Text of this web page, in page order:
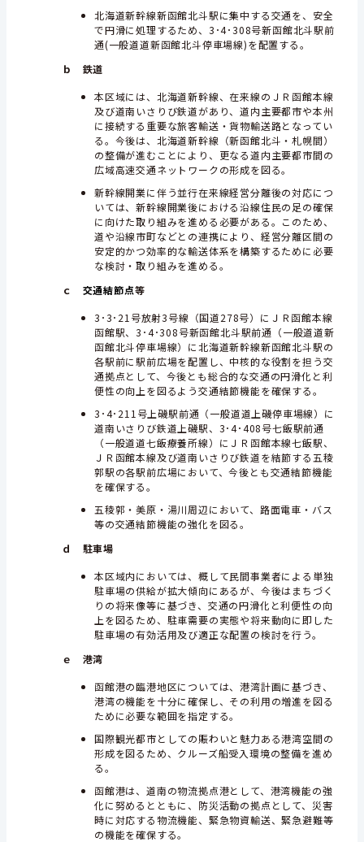
北海道新幹線新函館北斗駅に集中する交通を、安全
で円滑に処理するため、3･4･308号新函館北斗駅前
通(一般道道新函館北斗停車場線)を配置する。
ｂ 鉄道
本区域には、北海道新幹線、在来線のＪＲ函館本線
及び道南いさりび鉄道があり、道内主要都市や本州
に接続する重要な旅客輸送・貨物輸送路となってい
る。今後は、北海道新幹線（新函館北斗・札幌間）
の整備が進むことにより、更なる道内主要都市間の
広域高速交通ネットワークの形成を図る。
新幹線開業に伴う並行在来線経営分離後の対応につ
いては、新幹線開業後における沿線住民の足の確保
に向けた取り組みを進める必要がある。このため、
道や沿線市町などとの連携により、経営分離区間の
安定的かつ効率的な輸送体系を構築するために必要
な検討・取り組みを進める。
ｃ
交通結節点等
3･3･21号放射3号線（国道278号）にＪＲ函館本線
函館駅、3･4･308号新函館北斗駅前通（一般道道新
函館北斗停車場線）に北海道新幹線新函館北斗駅の
各駅前に駅前広場を配置し、中核的な役割を担う交
通拠点として、今後とも総合的な交通の円滑化と利
便性の向上を図るよう交通結節機能を確保する。
3･4･211号上磯駅前通（一般道道上磯停車場線）に
道南いさりび鉄道上磯駅、3･4･408号七飯駅前通
（一般道道七飯療養所線）にＪＲ函館本線七飯駅、
ＪＲ函館本線及び道南いさりび鉄道を結節する五稜
郭駅の各駅前広場において、今後とも交通結節機能
を確保する。
五稜郭・美原・湯川周辺において、路面電車・バス
等の交通結節機能の強化を図る。
ｄ 駐車場
本区域内においては、概して民間事業者による単独
駐車場の供給が拡大傾向にあるが、今後はまちづく
りの将来像等に基づき、交通の円滑化と利便性の向
上を図るため、駐車需要の実態や将来動向に即した
駐車場の有効活用及び適正な配置の検討を行う。
ｅ 港湾
函館港の臨港地区については、港湾計画に基づき、
港湾の機能を十分に確保し、その利用の増進を図る
ために必要な範囲を指定する。
国際観光都市としての賑わいと魅力ある港湾空間の
形成を図るため、クルーズ船受入環境の整備を進め
る。
函館港は、道南の物流拠点港として、港湾機能の強
化に努めるとともに、防災活動の拠点として、災害
時に対応する物流機能、緊急物資輸送、緊急避難等
の機能を確保する。